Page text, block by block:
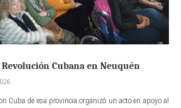
Cubana en Neuquén
Cuba de esa provincia organizó un acto en apoyo al